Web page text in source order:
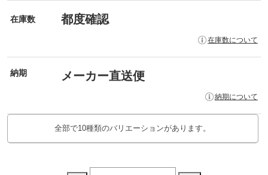
在庫数 都度確認
在庫数について
納期 メーカー直送便
納期について
全部で10種類のバリエーションがあります。